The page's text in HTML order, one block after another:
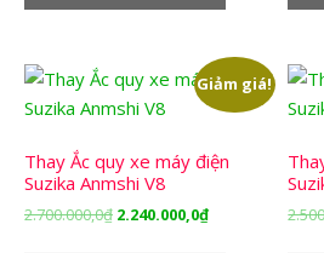
2.240.000,0₫.
Giảm giá!
Thay Ắc quy xe máy điện
Suzika Anmshi V8
2.700.000,0₫ Giá
2.240.000,0₫Giá